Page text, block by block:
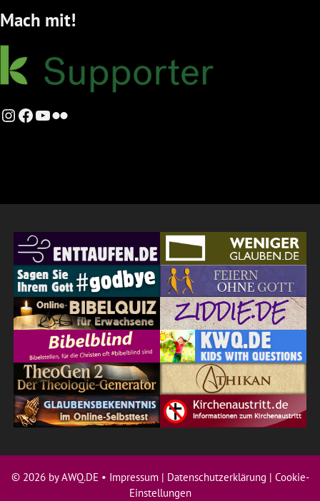
Mach mit!
Instagram
Facebook
YouTube
Flickr
© 2026 by AWQ.DE • Impressum| Datenschutzerklärung | Cookie-
Einstellungen